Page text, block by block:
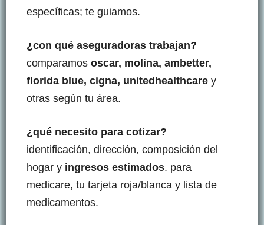
específicas; te guiamos.
¿con qué aseguradoras trabajan?
comparamos oscar, molina, ambetter,
florida blue, cigna, unitedhealthcare y
otras según tu área.
¿qué necesito para cotizar?
identificación, dirección, composición del
hogar y ingresos estimados. para
medicare, tu tarjeta roja/blanca y lista de
medicamentos.